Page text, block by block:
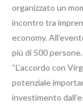
organizzato un
incontro tra
economy.
più di 500 persone.
“L’accordo con
potenziale
investimento